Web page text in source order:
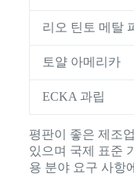
리오 틴토 메탈
토얄 아메리카
ECKA 과립
평판이 좋은 제조
있으며 국제 표준
용 분야 요구 사항